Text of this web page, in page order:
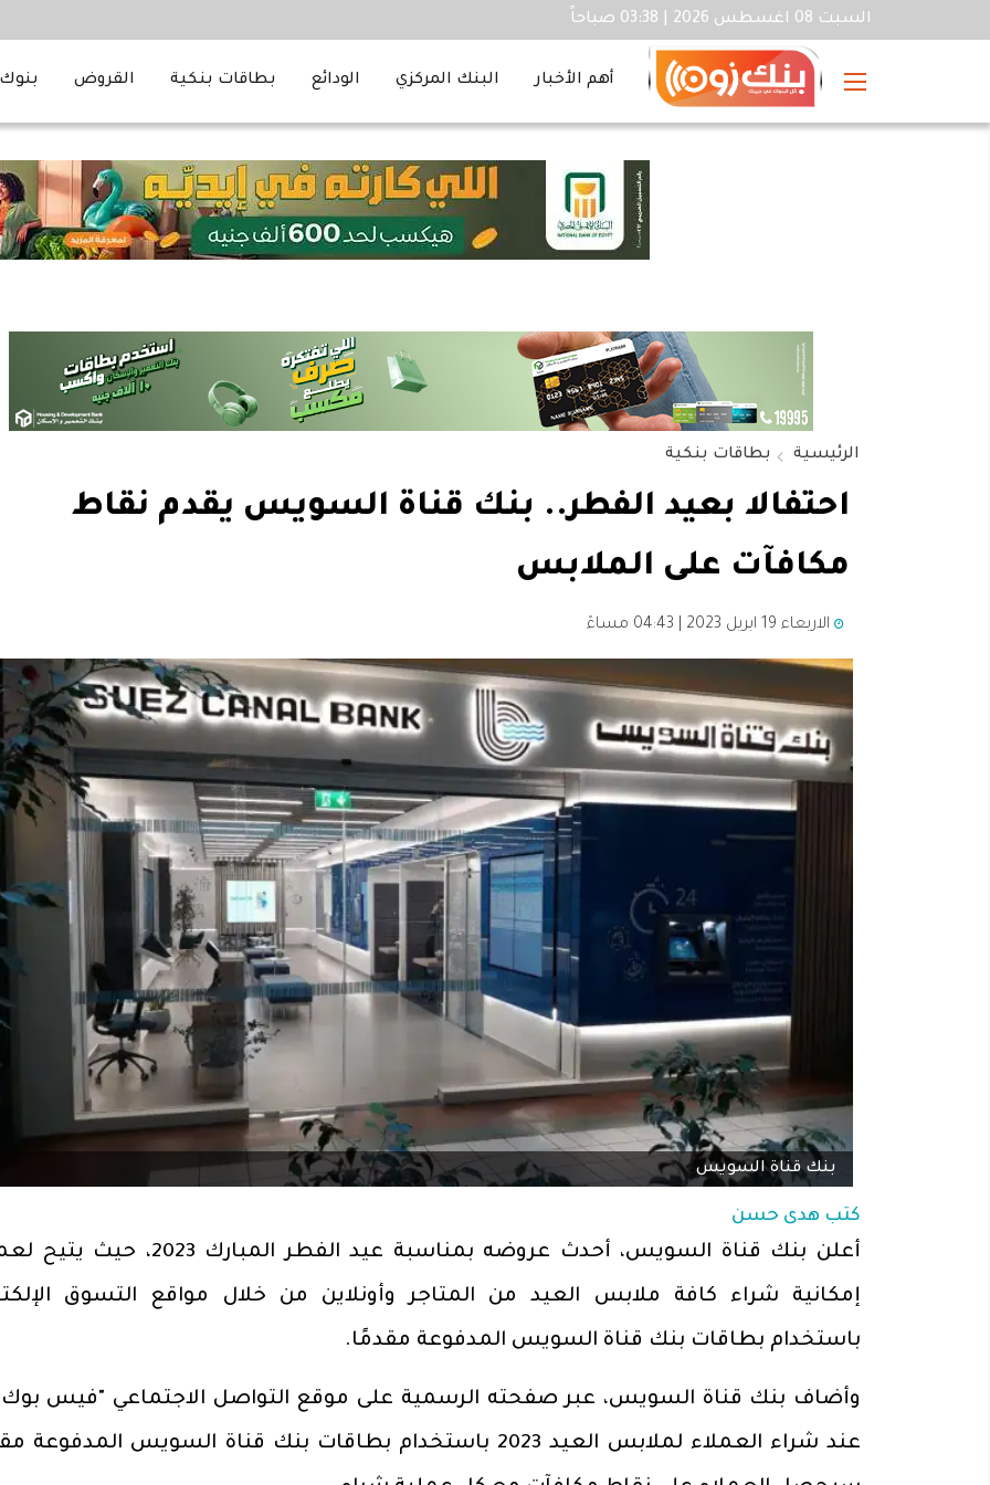
السبت 08 اغسطس 2026 | 03:38 صباحاً
أهم الأخبار البنك المركزي الودائع بطاقات بنكية القروض
الرئيسية بطاقات بنكية
احتفالا بعيد الفطر.. بنك قناة السويس يقدم نقاط
مكافآت على الملابس
الاربعاء 19 ابريل 2023 | 04:43 مساءً
بنك قناة السويس
كتب هدى حسن
أعلن بنك قناة السويس، أحدث عروضه بمناسبة عيد الفطر المبارك
إمكانية شراء كافة ملابس العيد من المتاجر وأونلاين من خلال مواقع التسوق
باستخدام بطاقات بنك قناة السويس المدفوعة مقدمًا.
وأضاف بنك قناة السويس، عبر صفحته الرسمية على موقع التواصل الاجتماعي "فيس
عند شراء العملاء لملابس العيد 2023 باستخدام بطاقات بنك قناة السويس المدفوعة